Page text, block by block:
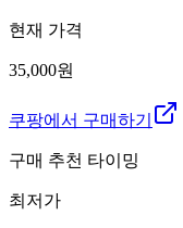
현재 가격
35,000원
쿠팡에서 구매하기
구매 추천 타이밍
최저가